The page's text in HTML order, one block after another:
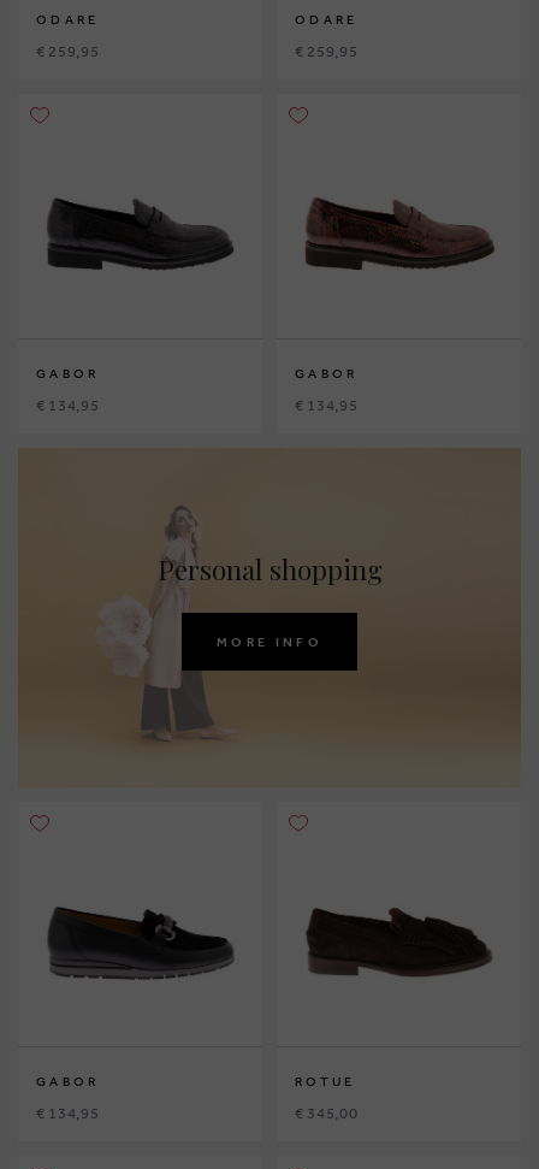
ODARE
€ 259,95
ODARE
€ 259,95
GABOR
€ 134,95
GABOR
€ 134,95
Personal shopping
MORE INFO
GABOR
€ 134,95
ROTUE
€ 345,00